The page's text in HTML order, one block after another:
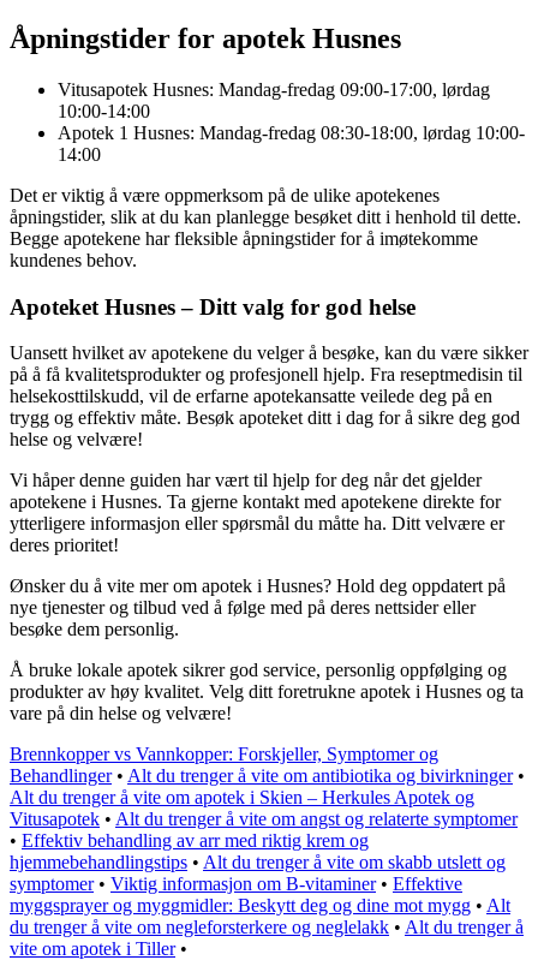
Åpningstider for apotek Husnes
Vitusapotek Husnes: Mandag-fredag 09:00-17:00, lørdag
10:00-14:00
Apotek 1 Husnes: Mandag-fredag 08:30-18:00, lørdag 10:00-
14:00
Det er viktig å være oppmerksom på de ulike apotekenes
åpningstider, slik at du kan planlegge besøket ditt i henhold til dette.
Begge apotekene har fleksible åpningstider for å imøtekomme
kundenes behov.
Apoteket Husnes – Ditt valg for god helse
Uansett hvilket av apotekene du velger å besøke, kan du være sikker
på å få kvalitetsprodukter og profesjonell hjelp. Fra reseptmedisin til
helsekosttilskudd, vil de erfarne apotekansatte veilede deg på en
trygg og effektiv måte. Besøk apoteket ditt i dag for å sikre deg god
helse og velvære!
Vi håper denne guiden har vært til hjelp for deg når det gjelder
apotekene i Husnes. Ta gjerne kontakt med apotekene direkte for
ytterligere informasjon eller spørsmål du måtte ha. Ditt velvære er
deres prioritet!
Ønsker du å vite mer om apotek i Husnes? Hold deg oppdatert på
nye tjenester og tilbud ved å følge med på deres nettsider eller
besøke dem personlig.
Å bruke lokale apotek sikrer god service, personlig oppfølging og
produkter av høy kvalitet. Velg ditt foretrukne apotek i Husnes og ta
vare på din helse og velvære!
Brennkopper vs Vannkopper: Forskjeller, Symptomer og
Behandlinger• Alt du trenger å vite om antibiotika og bivirkninger•
Alt du trenger å vite om apotek i Skien – Herkules Apotek og
Vitusapotek • Alt du trenger å vite om angst og relaterte symptomer
• Effektiv behandling av arr med riktig krem og
hjemmebehandlingstips • Alt du trenger å vite om skabb utslett og
symptomer• Viktig informasjon om B-vitaminer• Effektive
myggsprayer og myggmidler: Beskytt deg og dine mot mygg • Alt
du trenger å vite om negleforsterkere og neglelakk • Alt du trenger å
vite om apotek i Tiller•